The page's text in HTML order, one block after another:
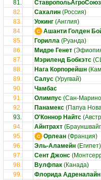
81. СтавропольАгроСоюз
82.
Сахалин (Россия)
83.
Уокинг (Англия)
84.
Ашанти Голден
85.
Горилла (Руанда)
86.
Мидре Генет
87.
Мэриленд Бобкэтс
88.
Нага Корпорейшн
89.
Салус (Уругвай)
90.
Чамбас
91.
Олимпус (Сан-
92.
Панамекс (Папуа
93.
О'Коннор Найтс
94.
Айнтрахт
95.
Орлеан (Франция)
96.
Эль-Аламейн (Египет)
97.
Сент Джонс
98.
Вулфпак (Канада)
99.
Флорида Адреналайн